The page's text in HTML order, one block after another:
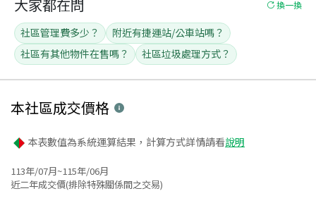
大家都在問 換一換
社區管理費多少？
附近有捷運站/公車站嗎？
社區有其他物件在售嗎？
社區垃圾處理方式？
本社區成交價格
本表數值為系統運算結果，計算方式詳情請看說明
113年/07月~115年/06月
近二年成交價(排除特殊關係間之交易)